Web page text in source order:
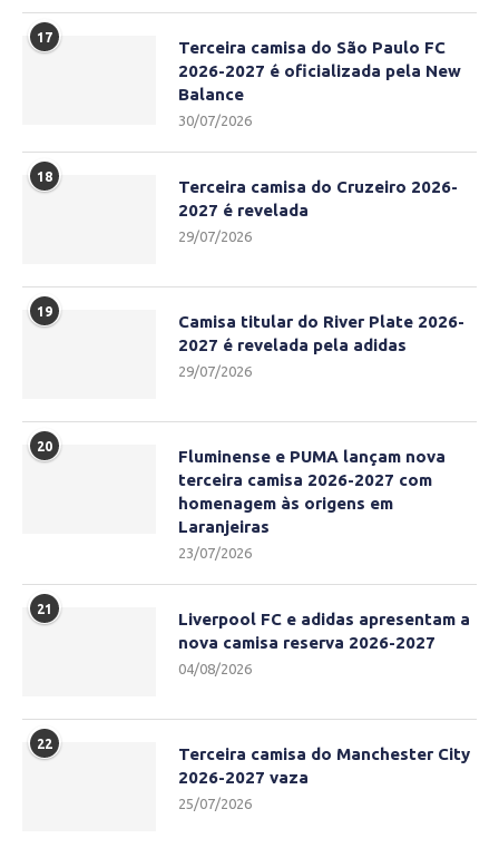
17
Terceira camisa do São Paulo FC
2026-2027 é oficializada pela New
Balance
30/07/2026
18
Terceira camisa do Cruzeiro 2026-
2027 é revelada
29/07/2026
19
Camisa titular do River Plate 2026-
2027 é revelada pela adidas
29/07/2026
20
Fluminense e PUMA lançam nova
terceira camisa 2026-2027 com
homenagem às origens em
Laranjeiras
23/07/2026
21
Liverpool FC e adidas apresentam a
nova camisa reserva 2026-2027
04/08/2026
22
Terceira camisa do Manchester City
2026-2027 vaza
25/07/2026